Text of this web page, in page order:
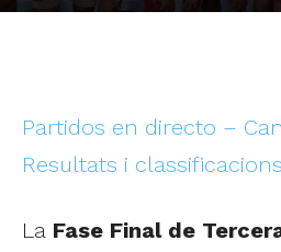
Partidos en directo –
Resultats i classificacions
La Fase Final de